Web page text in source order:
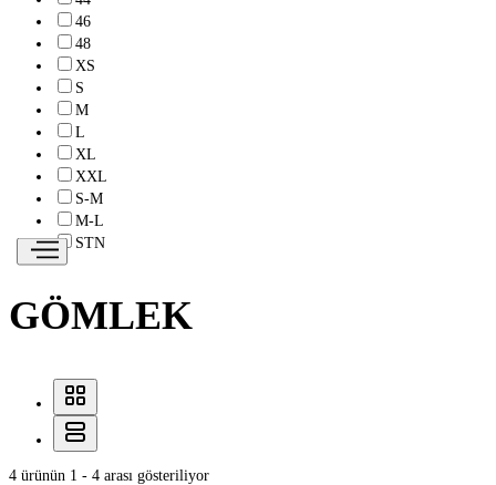
46
48
XS
S
M
L
XL
XXL
S-M
M-L
STN
GÖMLEK
4 ürünün 1 - 4 arası gösteriliyor